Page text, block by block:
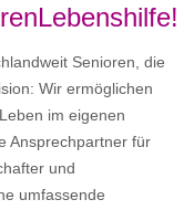
Senioren, die
Wir ermöglichen
im eigenen
Ansprechpartner für
und
umfassende